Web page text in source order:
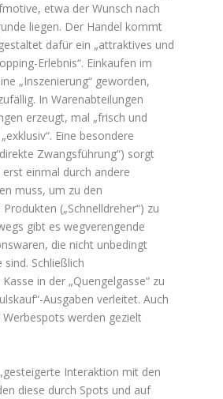
etwa der Wunsch nach
liegen. Der Handel kommt
dafür ein „attraktives und
Erlebnis“. Einkaufen im
„Inszenierung“ geworden,
In Warenabteilungen
erzeugt, mal „frisch und
Eine besondere
Zwangsführung“) sorgt
einmal durch andere
muss, um zu den
(„Schnelldreher“) zu
gibt es wegverengende
die nicht unbedingt
Schließlich
in der „Quengelgasse“ zu
Ausgaben verleitet. Auch
Werbespots werden gezielt
Interaktion mit den
diese durch Spots und auf